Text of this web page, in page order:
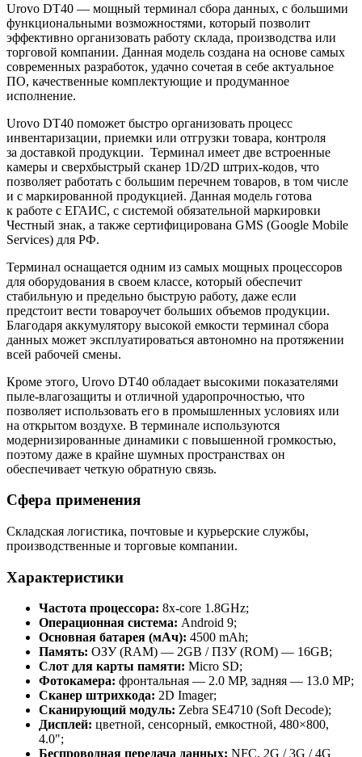
Urovo DT40 — мощный терминал сбора данных, с большими
функциональными возможностями, который позволит
эффективно организовать работу склада, производства или
торговой компании. Данная модель создана на основе самых
современных разработок, удачно сочетая в себе актуальное
ПО, качественные комплектующие и продуманное
исполнение.
Urovo DT40 поможет быстро организовать процесс
инвентаризации, приемки или отгрузки товара, контроля
за доставкой продукции. Терминал имеет две встроенные
камеры и сверхбыстрый сканер 1D/2D штрих-кодов, что
позволяет работать с большим перечнем товаров, в том числе
и с маркированной продукцией. Данная модель готова
к работе с ЕГАИС, с системой обязательной маркировки
Честный знак, а также сертифицирована GMS (Google Mobile
Services) для РФ.
Терминал оснащается одним из самых мощных процессоров
для оборудования в своем классе, который обеспечит
стабильную и предельно быструю работу, даже если
предстоит вести товароучет больших объемов продукции.
Благодаря аккумулятору высокой емкости терминал сбора
данных может эксплуатироваться автономно на протяжении
всей рабочей смены.
Кроме этого, Urovo DT40 обладает высокими показателями
пыле-влагозащиты и отличной ударопрочностью, что
позволяет использовать его в промышленных условиях или
на открытом воздухе. В терминале используются
модернизированные динамики с повышенной громкостью,
поэтому даже в крайне шумных пространствах он
обеспечивает четкую обратную связь.
Сфера применения
Складская логистика, почтовые и курьерские службы,
производственные и торговые компании.
Характеристики
Частота процессора: 8x-core 1.8GHz;
Операционная система: Android 9;
Основная батарея (мАч): 4500 mAh;
Память: ОЗУ (RAM) — 2GB / ПЗУ (ROM) — 16GB;
Слот для карты памяти: Micro SD;
Фотокамера: фронтальная — 2.0 MP, задняя — 13.0 MP;
Сканер штрихкода: 2D Imager;
Сканирующий модуль: Zebra SE4710 (Soft Decode);
Дисплей: цветной, сенсорный, емкостной, 480×800,
4.0";
Беспроводная передача данных: NFC, 2G / 3G / 4G